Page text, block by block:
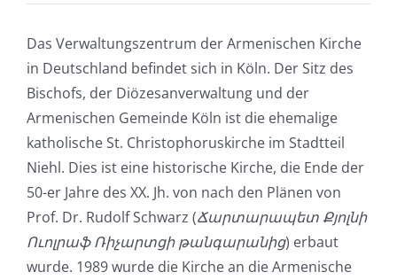
Das Verwaltungszentrum der Armenischen Kirche
in Deutschland befindet sich in Köln. Der Sitz des
Bischofs, der Diözesanverwaltung und der
Armenischen Gemeinde Köln ist die ehemalige
katholische St. Christophoruskirche im Stadtteil
Niehl. Dies ist eine historische Kirche, die Ende der
50-er Jahre des XX. Jh. von nach den Plänen von
Prof. Dr. Rudolf Schwarz (Ճարտարապետ Քյոլնի
Ուոլրաֆ Ռիչարտցի թանգարանից) erbaut
wurde. 1989 wurde die Kirche an die Armenische